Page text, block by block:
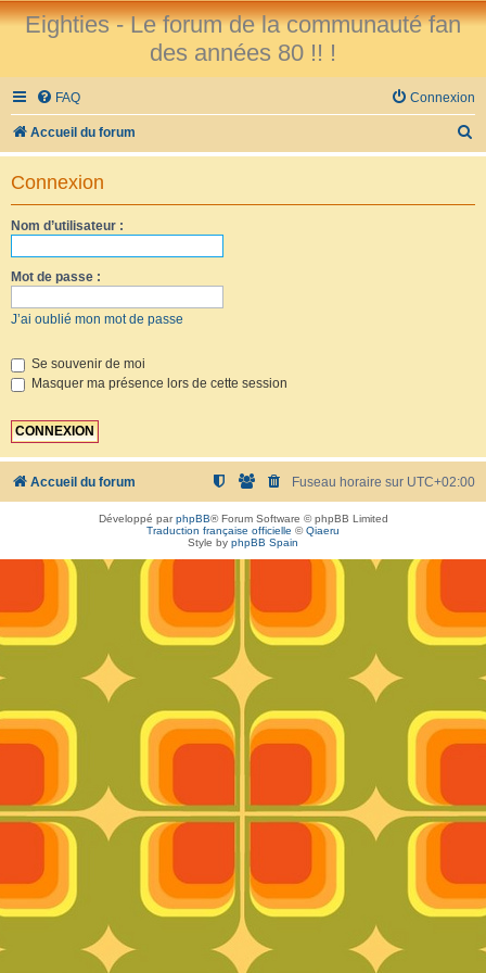
Eighties - Le forum de la communauté fan
des années 80 !! !
FAQ Connexion
Accueil du forum
e
Connexion
Nom d’utilisateur :
Mot de passe :
J’ai oublié mon mot de passe
Se souvenir de moi
Masquer ma présence lors de cette session
Accueil du forum Fuseau horaire sur UTC+02:00
Développé parphpBB® Forum Software © phpBB Limited
Traduction française officielle ©Qiaeru
Style by phpBB Spain